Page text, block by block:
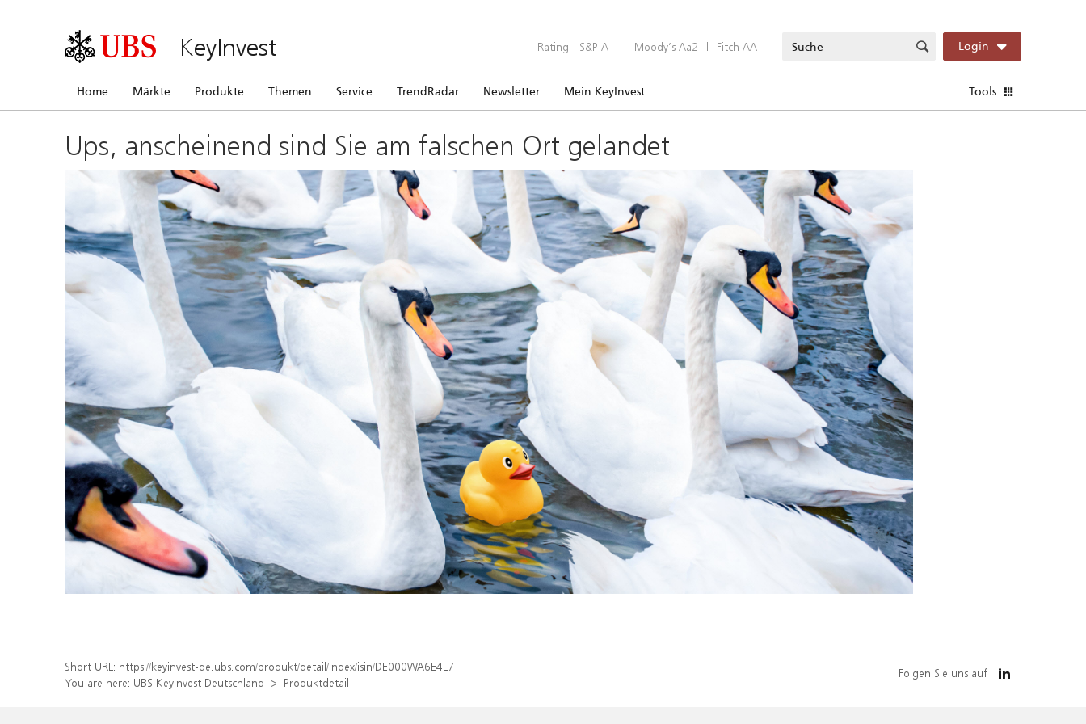
KeyInvest Rating: S&P A+ | Moody’s Aa2 | Fitch AA Login
Home Märkte Produkte Themen Service TrendRadar Newsletter Mein KeyInvest Tools
Ups, anscheinend sind Sie am falschen Ort gelandet
Short URL: https://keyinvest-de.ubs.com/produkt/detail/index/isin/DE000WA6E4L7
You are here: UBS KeyInvest Deutschland Produktdetail
Folgen Sie uns auf